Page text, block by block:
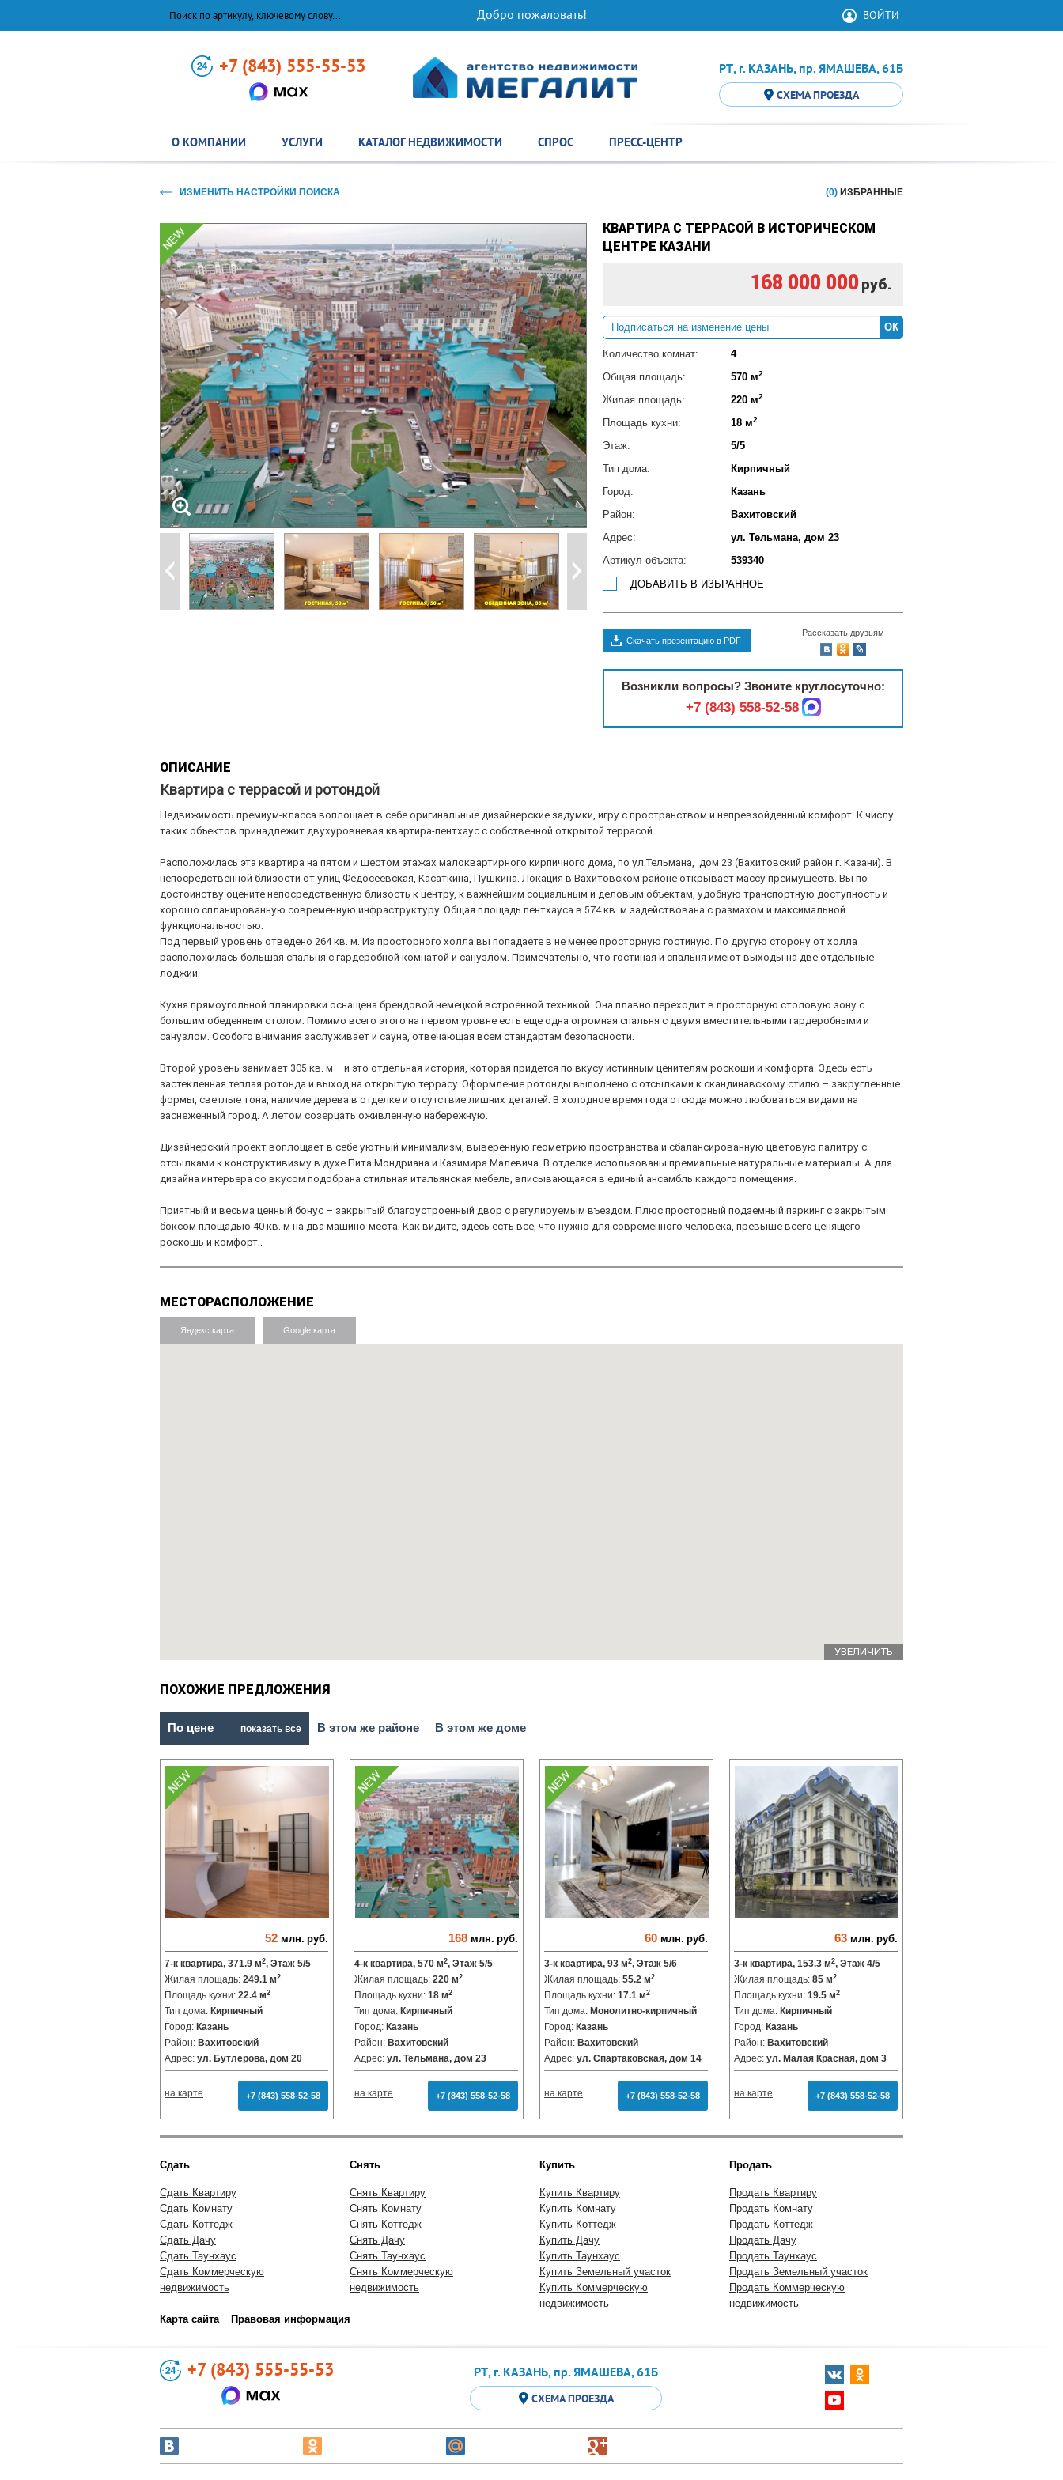
Добро пожаловать! ВОЙТИ
+7 (843) 555-55-53 РТ, г. КАЗАНЬ, пр. ЯМАШЕВА, 61Б
СХЕМА ПРОЕЗДА
О КОМПАНИИ УСЛУГИ КАТАЛОГ НЕДВИЖИМОСТИ СПРОС ПРЕСС-ЦЕНТР
ИЗМЕНИТЬ НАСТРОЙКИ ПОИСКА (0) ИЗБРАННЫЕ
КВАРТИРА С ТЕРРАСОЙ В ИСТОРИЧЕСКОМ
ЦЕНТРЕ КАЗАНИ
168 000 000 руб.
ОК
Количество комнат:
4
Общая площадь:
570 м2
Жилая площадь: 220 м2
Площадь кухни: 18 м2
Этаж:
5/5
Тип дома:
Кирпичный
Город:
Казань
Район:
Вахитовский
Адрес:
ул. Тельмана, дом 23
Артикул объекта:
539340
ДОБАВИТЬ В ИЗБРАННОЕ
Скачать презентацию в PDF
Рассказать друзьям
Возникли вопросы? Звоните круглосуточно:
+7 (843) 558-52-58
ОПИСАНИЕ
Квартира с террасой и ротондой
Недвижимость премиум-класса воплощает в себе оригинальные дизайнерские задумки, игру с пространством и непревзойденный комфорт. К числу
таких объектов принадлежит двухуровневая квартира-пентхаус с собственной открытой террасой.
Расположилась эта квартира на пятом и шестом этажах малоквартирного кирпичного дома, по ул.Тельмана, дом 23 (Вахитовский район г. Казани). В
непосредственной близости от улиц Федосеевская, Касаткина, Пушкина. Локация в Вахитовском районе открывает массу преимуществ. Вы по
достоинству оцените непосредственную близость к центру, к важнейшим социальным и деловым объектам, удобную транспортную доступность и
хорошо спланированную современную инфраструктуру. Общая площадь пентхауса в 574 кв. м задействована с размахом и максимальной
функциональностью.
Под первый уровень отведено 264 кв. м. Из просторного холла вы попадаете в не менее просторную гостиную. По другую сторону от холла
расположилась большая спальня с гардеробной комнатой и санузлом. Примечательно, что гостиная и спальня имеют выходы на две отдельные
лоджии.
Кухня прямоугольной планировки оснащена брендовой немецкой встроенной техникой. Она плавно переходит в просторную столовую зону с
большим обеденным столом. Помимо всего этого на первом уровне есть еще одна огромная спальня с двумя вместительными гардеробными и
санузлом. Особого внимания заслуживает и сауна, отвечающая всем стандартам безопасности.
Второй уровень занимает 305 кв. м— и это отдельная история, которая придется по вкусу истинным ценителям роскоши и комфорта. Здесь есть
застекленная теплая ротонда и выход на открытую террасу. Оформление ротонды выполнено с отсылками к скандинавскому стилю – закругленные
формы, светлые тона, наличие дерева в отделке и отсутствие лишних деталей. В холодное время года отсюда можно любоваться видами на
заснеженный город. А летом созерцать оживленную набережную.
Дизайнерский проект воплощает в себе уютный минимализм, выверенную геометрию пространства и сбалансированную цветовую палитру с
отсылками к конструктивизму в духе Пита Мондриана и Казимира Малевича. В отделке использованы премиальные натуральные материалы. А для
дизайна интерьера со вкусом подобрана стильная итальянская мебель, вписывающаяся в единый ансамбль каждого помещения.
Приятный и весьма ценный бонус – закрытый благоустроенный двор с регулируемым въездом. Плюс просторный подземный паркинг с закрытым
боксом площадью 40 кв. м на два машино-места. Как видите, здесь есть все, что нужно для современного человека, превыше всего ценящего
роскошь и комфорт..
МЕСТОРАСПОЛОЖЕНИЕ
Яндекс карта Google карта
УВЕЛИЧИТЬ
ПОХОЖИЕ ПРЕДЛОЖЕНИЯ
По цене показать все В этом же районе В этом же доме
52 млн. руб.
7-к квартира, 371.9 м2, Этаж 5/5
Жилая площадь: 249.1 м2
Площадь кухни: 22.4 м2
Тип дома: Кирпичный
Город: Казань
Район: Вахитовский
Адрес: ул. Бутлерова, дом 20
на карте +7 (843) 558-52-58
168 млн. руб.
4-к квартира, 570 м2, Этаж 5/5
Жилая площадь: 220 м2
Площадь кухни: 18 м2
Тип дома: Кирпичный
Город: Казань
Район: Вахитовский
Адрес: ул. Тельмана, дом 23
на карте +7 (843) 558-52-58
60 млн. руб.
3-к квартира, 93 м2, Этаж 5/6
Жилая площадь: 55.2 м2
Площадь кухни: 17.1 м2
Тип дома: Монолитно-кирпичный
Город: Казань
Район: Вахитовский
Адрес: ул. Спартаковская, дом 14
на карте +7 (843) 558-52-58
63 млн. руб.
3-к квартира, 153.3 м2, Этаж 4/5
Жилая площадь: 85 м2
Площадь кухни: 19.5 м2
Тип дома: Кирпичный
Город: Казань
Район: Вахитовский
Адрес: ул. Малая Красная, дом 3
на карте +7 (843) 558-52-58
Сдать
Сдать Квартиру
Сдать Комнату
Сдать Коттедж
Сдать Дачу
Сдать Таунхаус
Сдать Коммерческую
недвижимость
Снять
Снять Квартиру
Снять Комнату
Снять Коттедж
Снять Дачу
Снять Таунхаус
Снять Коммерческую
недвижимость
Купить
Купить Квартиру
Купить Комнату
Купить Коттедж
Купить Дачу
Купить Таунхаус
Купить Земельный участок
Купить Коммерческую
недвижимость
Продать
Продать Квартиру
Продать Комнату
Продать Коттедж
Продать Дачу
Продать Таунхаус
Продать Земельный участок
Продать Коммерческую
недвижимость
Карта сайта
Правовая информация
+7 (843) 555-55-53 РТ, г. КАЗАНЬ, пр. ЯМАШЕВА, 61Б
СХЕМА ПРОЕЗДА